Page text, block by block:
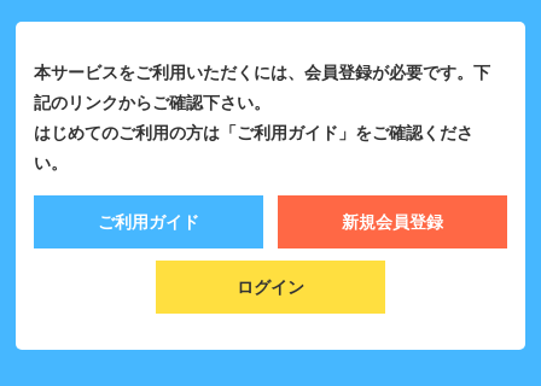
本サービスをご利用いただくには、会員登録が必要です。下
記のリンクからご確認下さい。
はじめてのご利用の方は「ご利用ガイド」をご確認くださ
い。
ご利用ガイド 新規会員登録
ログイン